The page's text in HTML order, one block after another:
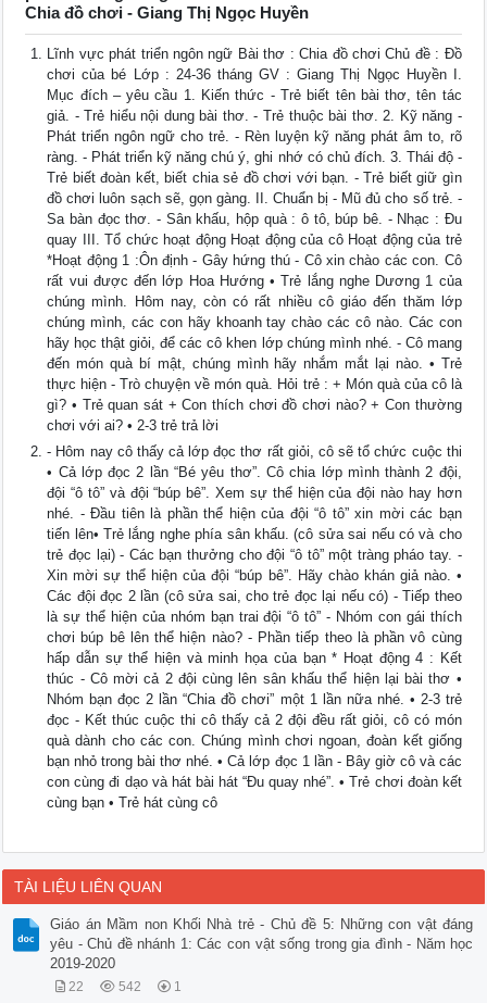
Chia đồ chơi - Giang Thị Ngọc Huyền
Lĩnh vực phát triển ngôn ngữ Bài thơ : Chia đồ chơi Chủ đề : Đồ
chơi của bé Lớp : 24-36 tháng GV : Giang Thị Ngọc Huyền I.
Mục đích – yêu cầu 1. Kiến thức - Trẻ biết tên bài thơ, tên tác
giả. - Trẻ hiểu nội dung bài thơ. - Trẻ thuộc bài thơ. 2. Kỹ năng -
Phát triển ngôn ngữ cho trẻ. - Rèn luyện kỹ năng phát âm to, rõ
ràng. - Phát triển kỹ năng chú ý, ghi nhớ có chủ đích. 3. Thái độ -
Trẻ biết đoàn kết, biết chia sẻ đồ chơi với bạn. - Trẻ biết giữ gìn
đồ chơi luôn sạch sẽ, gọn gàng. II. Chuẩn bị - Mũ đủ cho số trẻ. -
Sa bàn đọc thơ. - Sân khấu, hộp quà : ô tô, búp bê. - Nhạc : Đu
quay III. Tổ chức hoạt động Hoạt động của cô Hoạt động của trẻ
*Hoạt động 1 :Ôn định - Gây hứng thú - Cô xin chào các con. Cô
rất vui được đến lớp Hoa Hướng • Trẻ lắng nghe Dương 1 của
chúng mình. Hôm nay, còn có rất nhiều cô giáo đến thăm lớp
chúng mình, các con hãy khoanh tay chào các cô nào. Các con
hãy học thật giỏi, để các cô khen lớp chúng mình nhé. - Cô mang
đến món quà bí mật, chúng mình hãy nhắm mắt lại nào. • Trẻ
thực hiện - Trò chuyện về món quà. Hỏi trẻ : + Món quà của cô là
gì? • Trẻ quan sát + Con thích chơi đồ chơi nào? + Con thường
chơi với ai? • 2-3 trẻ trả lời
- Hôm nay cô thấy cả lớp đọc thơ rất giỏi, cô sẽ tổ chức cuộc thi
• Cả lớp đọc 2 lần “Bé yêu thơ”. Cô chia lớp mình thành 2 đội,
đội “ô tô” và đội “búp bê”. Xem sự thể hiện của đội nào hay hơn
nhé. - Đầu tiên là phần thể hiện của đội “ô tô” xin mời các bạn
tiến lên• Trẻ lắng nghe phía sân khấu. (cô sửa sai nếu có và cho
trẻ đọc lại) - Các bạn thưởng cho đội “ô tô” một tràng pháo tay. -
Xin mời sự thể hiện của đội “búp bê”. Hãy chào khán giả nào. •
Các đội đọc 2 lần (cô sửa sai, cho trẻ đọc lại nếu có) - Tiếp theo
là sự thể hiện của nhóm bạn trai đội “ô tô” - Nhóm con gái thích
chơi búp bê lên thể hiện nào? - Phần tiếp theo là phần vô cùng
hấp dẫn sự thể hiện và minh họa của bạn * Hoạt động 4 : Kết
thúc - Cô mời cả 2 đội cùng lên sân khấu thể hiện lại bài thơ •
Nhóm bạn đọc 2 lần “Chia đồ chơi” một 1 lần nữa nhé. • 2-3 trẻ
đọc - Kết thúc cuộc thi cô thấy cả 2 đội đều rất giỏi, cô có món
quà dành cho các con. Chúng mình chơi ngoan, đoàn kết giống
bạn nhỏ trong bài thơ nhé. • Cả lớp đọc 1 lần - Bây giờ cô và các
con cùng đi dạo và hát bài hát “Đu quay nhé”. • Trẻ chơi đoàn kết
cùng bạn • Trẻ hát cùng cô
TÀI LIỆU LIÊN QUAN
Giáo án Mầm non Khối Nhà trẻ - Chủ đề 5: Những con vật đáng
yêu - Chủ đề nhánh 1: Các con vật sống trong gia đình - Năm học
2019-2020
22 542 1